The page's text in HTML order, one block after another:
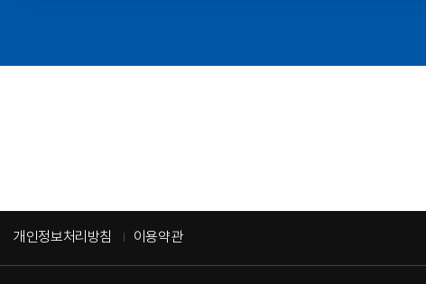
개인정보처리방침 이용약관